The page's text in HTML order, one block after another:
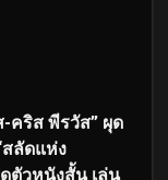
คริส พีรวัส” ผุด
สลัดแห่ง
ตัวหนังสั้น เล่น